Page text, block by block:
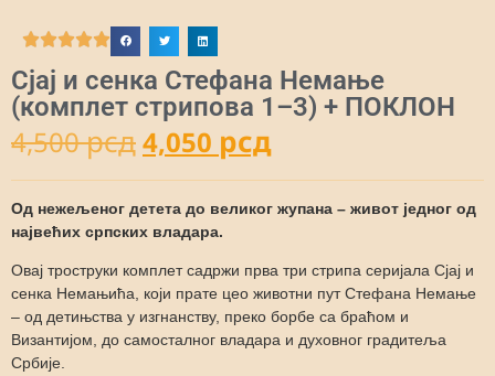
Сјај и сенка Стефана Немање
(комплет стрипова 1–3) + ПОКЛОН
4,500рсд4,050 рсд
Од нежељеног детета до великог жупана – живот једног од
највећих српских владара.
Овај троструки комплет садржи прва три стрипа серијала Сјај и
сенка Немањића, који прате цео животни пут Стефана Немање
– од детињства у изгнанству, преко борбе са браћом и
Византијом, до самосталног владара и духовног градитеља
Србије.